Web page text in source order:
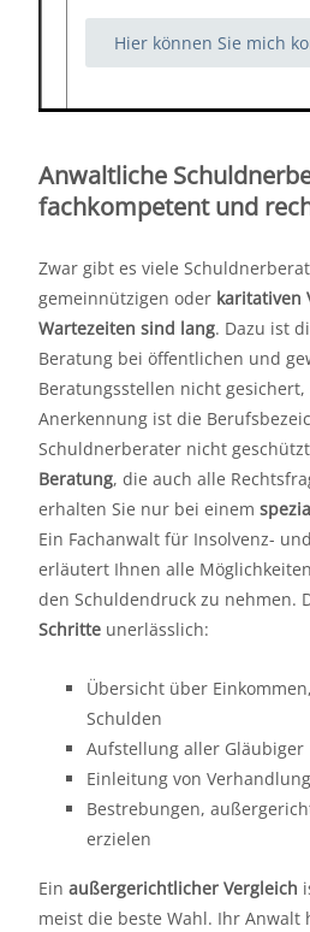
Hier können Sie mich
Anwaltliche
fachkompetent und
Zwar gibt es viele
gemeinnützigen oder karitativen
Wartezeiten sind lang. Dazu ist
Beratung bei öffentlichen und
Beratungsstellen nicht
Anerkennung ist die
Schuldnerberater nicht
Beratung, die auch alle
erhalten Sie nur bei einem
Ein Fachanwalt für Insolvenz-
erläutert Ihnen alle
den Schuldendruck zu nehmen.
Schritte unerlässlich:
Übersicht über
Schulden
Aufstellung aller Gläubiger
Einleitung von
Bestrebungen,
erzielen
Ein außergerichtlicher Vergleich
meist die beste Wahl. Ihr Anwalt